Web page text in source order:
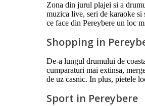
Zona din jurul plajei si a
muzica live, seri de karaoke si
ce face din Pereybere un loc
Shopping in
De-a lungul drumului de
cumparaturi mai extinsa,
de uz casnic. In plus, pietele
Sport in Pereybere